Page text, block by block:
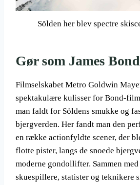
Sölden her blev spectre
Gør som James
Filmselskabet Metro Goldwin
spektakulære kulisser for Bond-
man faldt for Söldens smukke og
bjergverden. Her fandt man den
en række actionfyldte scener, der
flotte pister, langs de snoede
moderne gondollifter. Sammen
skuespillere, statister og teknikere